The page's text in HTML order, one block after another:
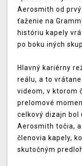
Aerosmith od
ťaženie na
históriu kapely
po boku iných
Hlavný kariérny
reálu, a to
videom, v ktorom
prelomové
celkový dizajn bol
Aerosmith točia,
členovia kapely,
skutočným